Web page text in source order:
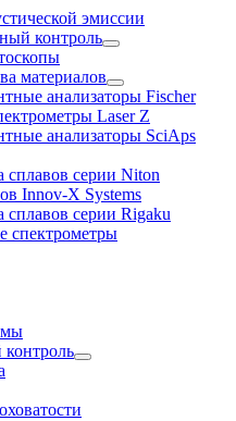
эмиссии
контроль
материалов
анализаторы Fischer
Laser Z
анализаторы SciAps
сплавов серии Niton
Innov-X Systems
сплавов серии Rigaku
спектрометры